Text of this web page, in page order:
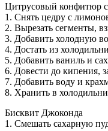
Цитрусовый конфитюр
1. Снять цедру с
2. Вырезать сегменты,
3. Добавить холодную
4. Достать из
5. Добавить ваниль и
6. Довести до кипения,
7. Добавить воду и
8. Хранить в
Бисквит Джоконда
1. Смешать сахарную